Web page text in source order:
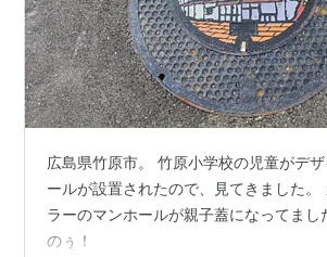
広島県竹原市。 竹原小学校の児童がデ
ールが設置されたので、見てきました。
ラーのマンホールが親子蓋になってまし
のぅ！